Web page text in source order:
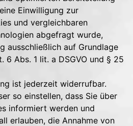
Einwilligung zur
und vergleichbaren
abgefragt wurde,
ausschließlich auf Grundlage
6 Abs. 1 lit. a DSGVO und § 25
ist jederzeit widerrufbar.
so einstellen, dass Sie über
informiert werden und
erlauben, die Annahme von